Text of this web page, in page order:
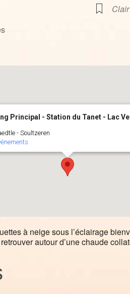
Principal - Station du Tanet - Lac
- Soultzeren
à neige sous l’éclairage
autour d’une chaude